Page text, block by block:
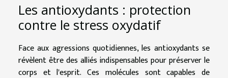
Les antioxydants : protection
contre le stress oxydatif
Face aux agressions quotidiennes, les antioxydants se
révèlent être des alliés indispensables pour préserver le
corps et l'esprit. Ces molécules sont capables de